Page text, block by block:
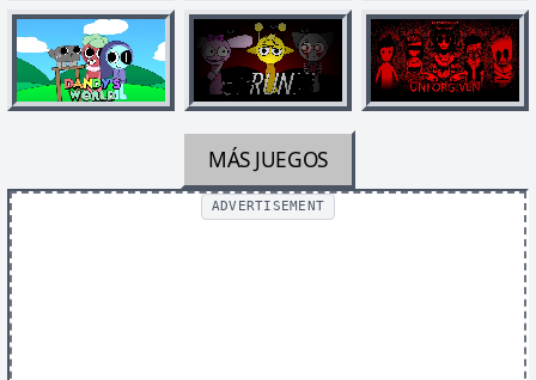
MÁS JUEGOS
ADVERTISEMENT